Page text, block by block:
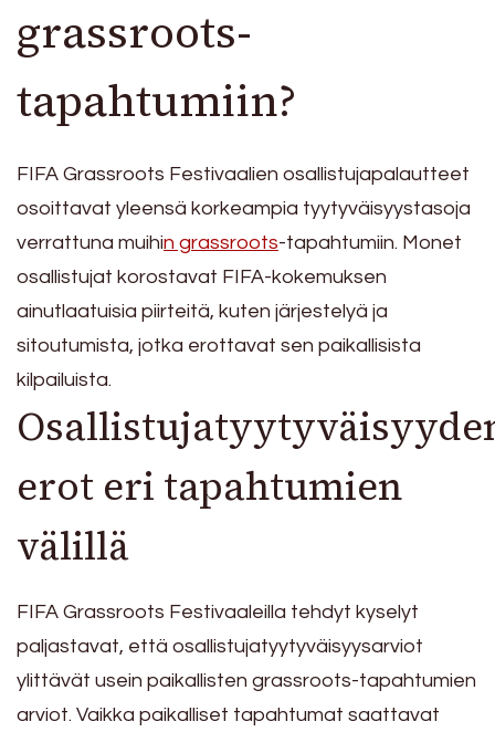
grassroots-
tapahtumiin?
FIFA Grassroots Festivaalien osallistujapalautteet
osoittavat yleensä korkeampia tyytyväisyystasoja
verrattuna muihin grassroots-tapahtumiin. Monet
osallistujat korostavat FIFA-kokemuksen
ainutlaatuisia piirteitä, kuten järjestelyä ja
sitoutumista, jotka erottavat sen paikallisista
kilpailuista.
erot eri tapahtumien
välillä
FIFA Grassroots Festivaaleilla tehdyt kyselyt
paljastavat, että osallistujatyytyväisyysarviot
ylittävät usein paikallisten grassroots-tapahtumien
arviot. Vaikka paikalliset tapahtumat saattavat